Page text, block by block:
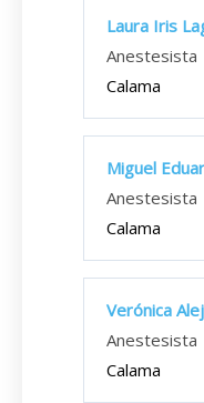
Laura Iris
Anestesista
Calama
Miguel
Anestesista
Calama
Verónica
Anestesista
Calama